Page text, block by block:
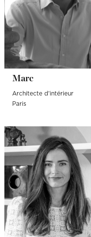
Marc
Architecte d'intérieur
Paris